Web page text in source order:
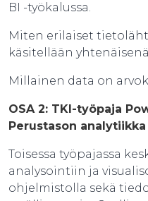
BI -työkalussa.
Miten erilaiset
käsitellään
Millainen data on
OSA 2: TKI-työpaja
Perustason
Toisessa työpajassa
analysointiin ja
ohjelmistolla sekä